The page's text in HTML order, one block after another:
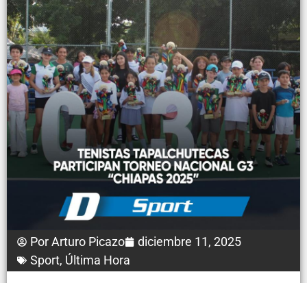
PorArturo Picazo
diciembre 11, 2025
Sport, Última Hora